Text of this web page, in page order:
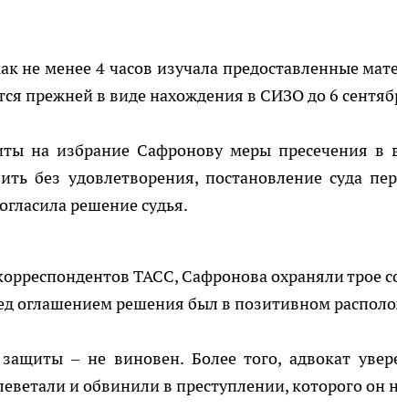
не менее 4 часов изучала предоставленные
прежней в виде нахождения в СИЗО до 6
на избрание Сафронову меры пресечения в
без удовлетворения, постановление суда
решение судья.
ТАСС, Сафронова охраняли трое
оглашением решения был в позитивном
– не виновен. Более того, адвокат
и обвинили в преступлении, которого он